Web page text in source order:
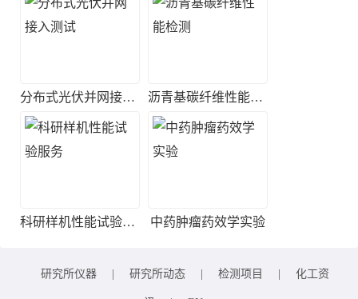
分布式光伏并网接入测试 沥青基碳纤维性能检测
科研样机性能试验服务 中药肿瘤药效学实验
研究所仪器 研究所动态 检测项目 化工资